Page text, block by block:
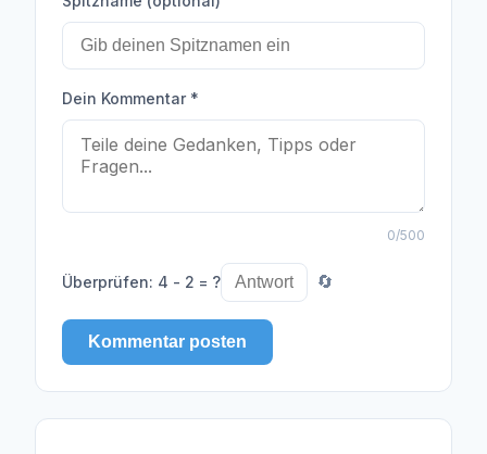
Dein Kommentar*
0/500
Überprüfen: 4 - 2 = ? 🔄
Kommentar posten